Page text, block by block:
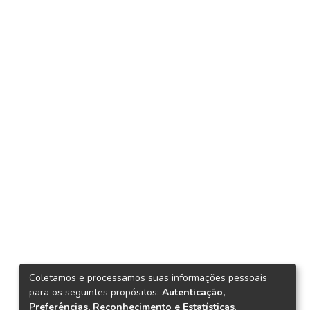
Coletamos e processamos suas informações pessoais
para os seguintes propósitos: Autenticação,
Preferências, Reconhecimento e Estatísticas.